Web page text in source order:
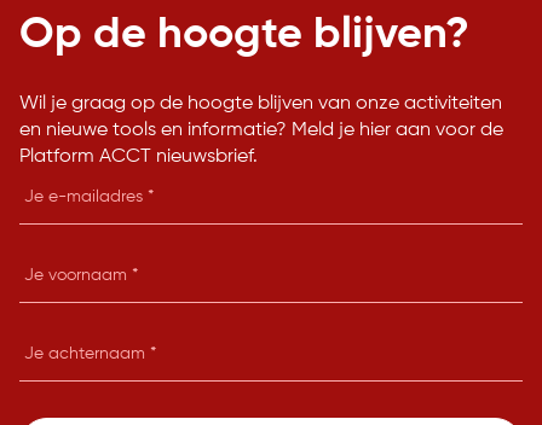
Op de hoogte blijven?
Wil je graag op de hoogte blijven van onze activiteiten
en nieuwe tools en informatie? Meld je hier aan voor de
Platform ACCT nieuwsbrief.